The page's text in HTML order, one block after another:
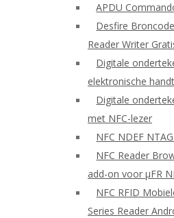
APDU
Desfire
Reader Writer
Digitale
elektronische
Digitale
met NFC-lezer
NFC NDEF
NFC Reader
add-on voor μFR
NFC RFID
Series Reader